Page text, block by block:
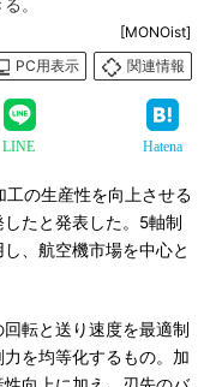
。
[MONOist]
PC用表示
関連情報
LINE Hatena
の生産性を向上させる
たと発表した。5軸制
、航空機市場を中心と
転と送り速度を最適制
を均等化するもの。加